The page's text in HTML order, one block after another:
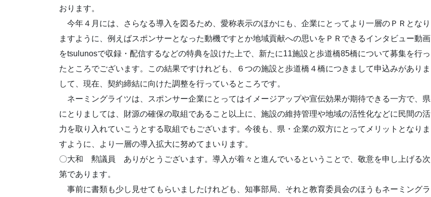
おります。
今年４月には、さらなる導入を図るため、愛称表示のほかにも、企業にとってより一層のＰＲとなり
ますように、例えばスポンサーとなった動機ですとか地域貢献への思いをＰＲできるインタビュー動画
をtsulunosで収録・配信するなどの特典を設けた上で、新たに11施設と歩道橋85橋について募集を行っ
たところでございます。この結果ですけれども、６つの施設と歩道橋４橋につきまして申込みがありま
して、現在、契約締結に向けた調整を行っているところです。
ネーミングライツは、スポンサー企業にとってはイメージアップや宣伝効果が期待できる一方で、県
にとりましては、財源の確保の取組であること以上に、施設の維持管理や地域の活性化などに民間の活
力を取り入れていこうとする取組でもございます。今後も、県・企業の双方にとってメリットとなりま
すように、より一層の導入拡大に努めてまいります。
〇大和 勲議員 ありがとうございます。導入が着々と進んでいるということで、敬意を申し上げる次
第であります。
事前に書類も少し見せてもらいましたけれども、知事部局、それと教育委員会のほうもネーミングラ